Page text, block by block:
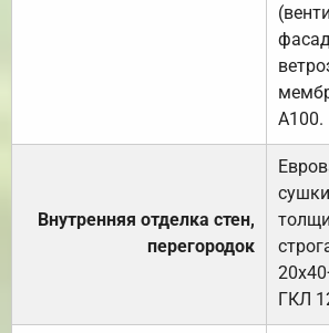
А100.
Внутренняя отделка стен,
перегородок
ГКЛ